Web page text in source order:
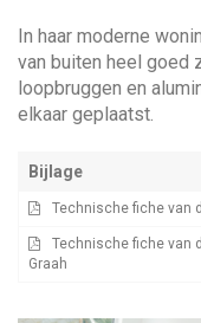
In haar moderne
van buiten heel goed
loopbruggen en
elkaar geplaatst.
Bijlage
Technische fiche van
Technische fiche van
Graah